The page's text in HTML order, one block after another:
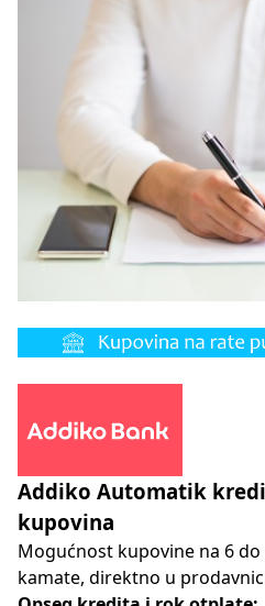
Addiko Automatik kredit
kupovina
Mogućnost kupovine na 6 do
kamate, direktno u